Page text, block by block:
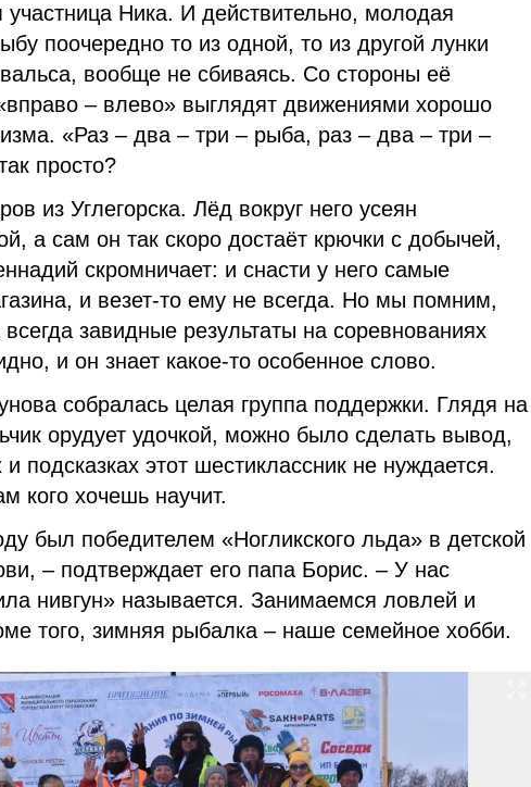
участница Ника. И действительно, молодая
поочередно то из одной, то из другой лунки
вообще не сбиваясь. Со стороны её
– влево» выглядят движениями хорошо
«Раз – два – три – рыба, раз – два – три –
просто?
из Углегорска. Лёд вокруг него усеян
а сам он так скоро достаёт крючки с добычей,
скромничает: и снасти у него самые
и везет-то ему не всегда. Но мы помним,
завидные результаты на соревнованиях
и он знает какое-то особенное слово.
собралась целая группа поддержки. Глядя на
орудует удочкой, можно было сделать вывод,
и подсказках этот шестиклассник не нуждается.
кого хочешь научит.
был победителем «Ногликского льда» в детской
– подтверждает его папа Борис. – У нас
нивгун» называется. Занимаемся ловлей и
того, зимняя рыбалка – наше семейное хобби.